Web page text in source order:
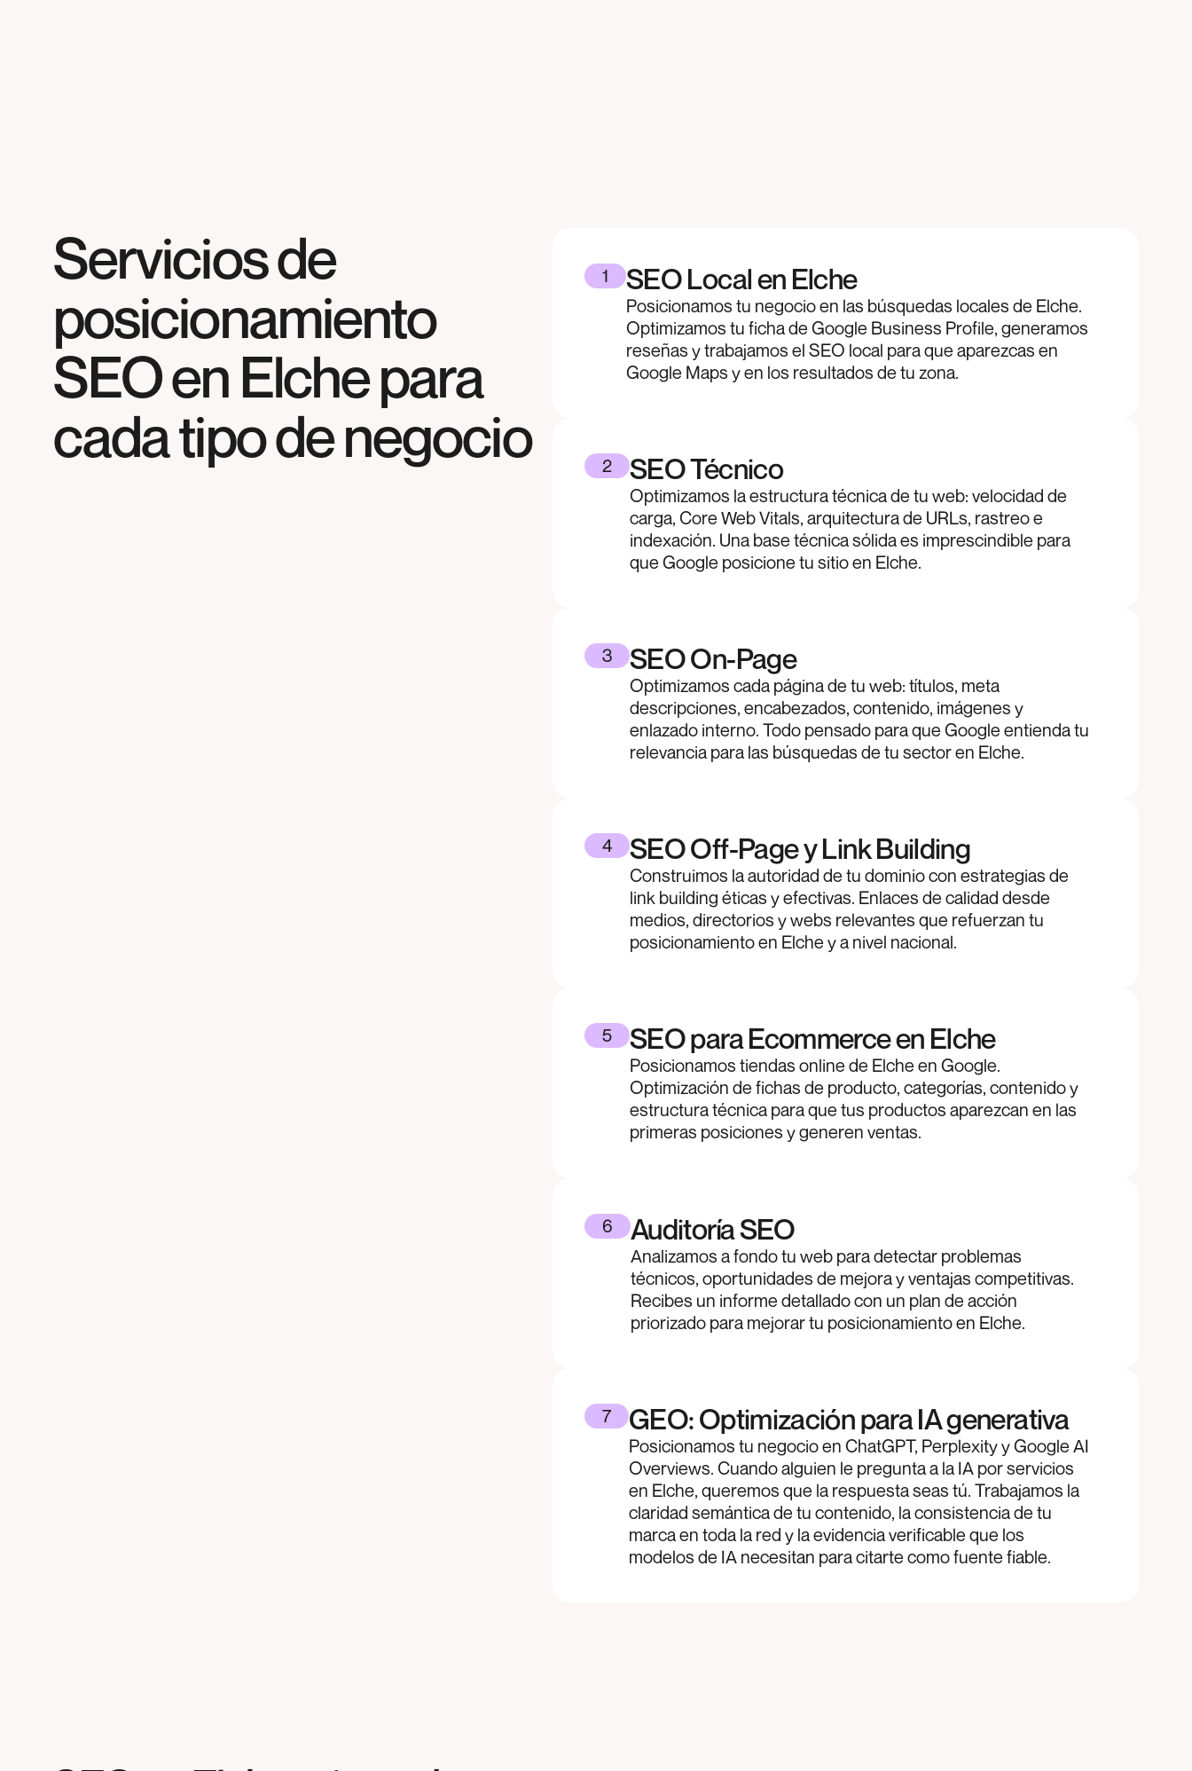
Servicios de
posicionamiento
SEO enElchepara
cada tipo de negocio
1 SEO Local en Elche
Posicionamos tu negocio en las búsquedas locales de Elche.
Optimizamos tu ficha de Google Business Profile, generamos
reseñas y trabajamos el SEO local para que aparezcas en
Google Maps y en los resultados de tu zona.
2 SEO Técnico
Optimizamos la estructura técnica de tu web: velocidad de
carga, Core Web Vitals, arquitectura de URLs, rastreo e
indexación. Una base técnica sólida es imprescindible para
que Google posicione tu sitio en Elche.
3 SEO On-Page
Optimizamos cada página de tu web: títulos, meta
descripciones, encabezados, contenido, imágenes y
enlazado interno. Todo pensado para que Google entienda tu
relevancia para las búsquedas de tu sector en Elche.
4 SEO Off-Page y Link Building
Construimos la autoridad de tu dominio con estrategias de
link building éticas y efectivas. Enlaces de calidad desde
medios, directorios y webs relevantes que refuerzan tu
posicionamiento en Elche y a nivel nacional.
5 SEO para Ecommerce en Elche
Posicionamos tiendas online de Elche en Google.
Optimización de fichas de producto, categorías, contenido y
estructura técnica para que tus productos aparezcan en las
primeras posiciones y generen ventas.
6 Auditoría SEO
Analizamos a fondo tu web para detectar problemas
técnicos, oportunidades de mejora y ventajas competitivas.
Recibes un informe detallado con un plan de acción
priorizado para mejorar tu posicionamiento en Elche.
7 GEO: Optimización para IA generativa
Posicionamos tu negocio en ChatGPT, Perplexity y Google AI
Overviews. Cuando alguien le pregunta a la IA por servicios
en Elche, queremos que la respuesta seas tú. Trabajamos la
claridad semántica de tu contenido, la consistencia de tu
marca en toda la red y la evidencia verificable que los
modelos de IA necesitan para citarte como fuente fiable.